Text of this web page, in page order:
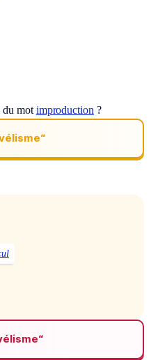
du mot improduction ?